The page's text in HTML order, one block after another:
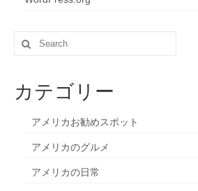
Search
for:
カテゴリー
アメリカお勧めスポット
アメリカのグルメ
アメリカの日常